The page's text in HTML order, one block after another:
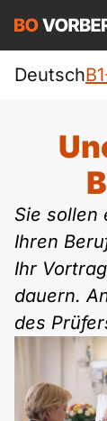
Pflege
Allgemein
Beruf
telc
Goethe
ÖIF
Deutsch
A1
A1 DTZ
A1 telc
A1 Goethe
A1 ÖIF
A2
A2 DTZ
A2 telc
A2
B1
B1
B1 DTZ
B1 Beruf
B2
B2
B2 Beruf
Blog
Webinare
Deutsch
Sie sollen
Ihren
Ihr
dauern.
des